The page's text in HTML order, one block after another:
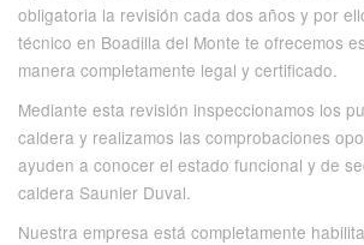
obligatoria la revisión cada dos años y por
técnico en Boadilla del Monte te ofrecemos
manera completamente legal y certificado.
Mediante esta revisión inspeccionamos los
caldera y realizamos las comprobaciones
ayuden a conocer el estado funcional y de
caldera Saunier Duval.
Nuestra empresa está completamente